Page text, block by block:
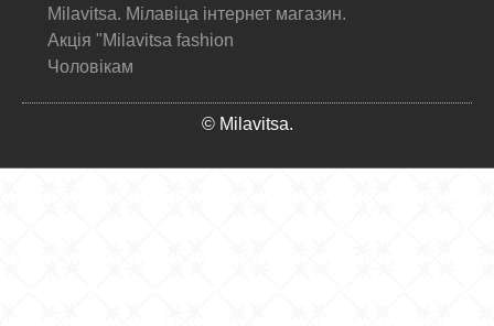
Milavitsa. Мілавіца інтернет магазин.
Акція "Milavitsa fashion
Чоловікам
© Milavitsa.